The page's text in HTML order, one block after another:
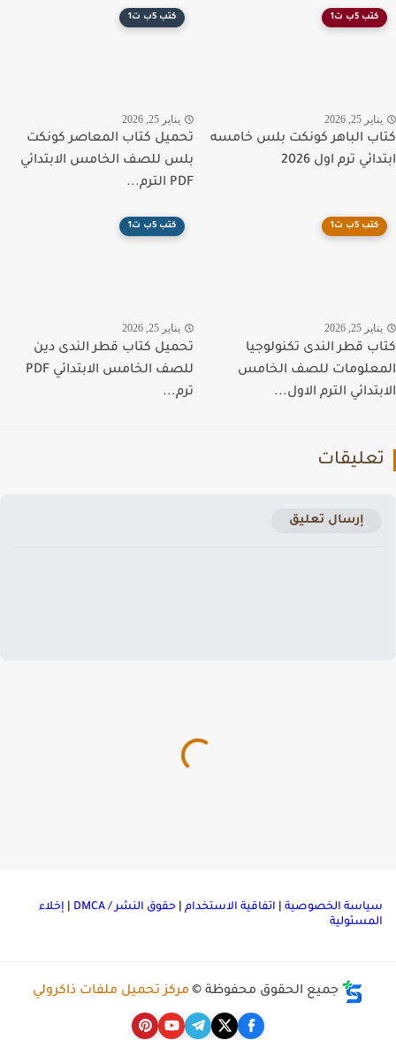
كتب 5ب ت1
25, 2026
الباهر كونكت بلس خامسه
ترم اول 2026
كتب 5ب ت1
يناير 25, 2026
تحميل كتاب المعاصر كونكت
بلس للصف الخامس الابتدائي
PDF الترم...
كتب 5ب ت1
25, 2026
قطر الندى تكنولوجيا
للصف الخامس
الترم الاول...
كتب 5ب ت1
يناير 25, 2026
تحميل كتاب قطر الندى دين
للصف الخامس الابتدائي PDF
ترم...
إرسال تعليق
الخصوصية|اتفاقية الاستخدام|حقوق النشر / DMCA |إخلاء
جميع الحقوق محفوظة © مركز تحميل ملفات ذاكرولي